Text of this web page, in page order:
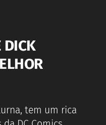
DICK
tem um rica